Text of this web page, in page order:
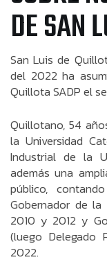
DE SAN
San Luis de
del 2022 ha
Quillota SADP el
Quillotano, 54
la Universidad
Industrial de la
además una
público,
Gobernador de
2010 y 2012 y
(luego Delegado
2022.